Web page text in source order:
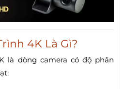
4K Là Gì?
là dòng camera có độ phân